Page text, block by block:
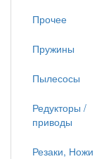
Прочее
Пружины
Пылесосы
Редукторы /
приводы
Резаки, Ножи